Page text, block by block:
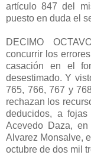
artículo 847 del
puesto en duda el
DECIMO
concurrir los
casación en el
desestimado. Y
765, 766, 767 y
rechazan los
deducidos, a
Acevedo Daza,
Alvarez Monsalve,
octubre de dos mil